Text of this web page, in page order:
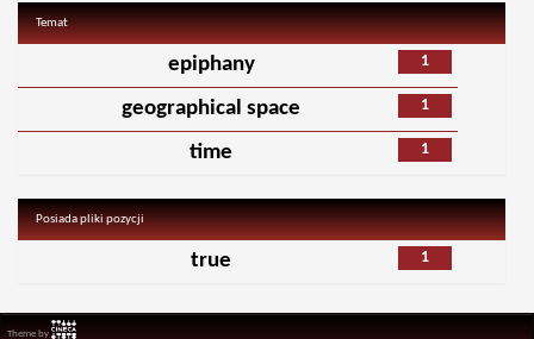
Temat
1
epiphany
1
geographical space
1
time
Posiada pliki pozycji
1
true
Theme by